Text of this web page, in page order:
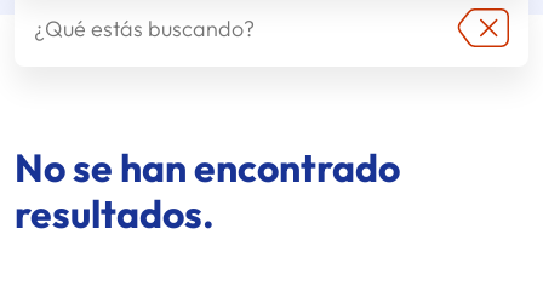
No se han encontrado
resultados.